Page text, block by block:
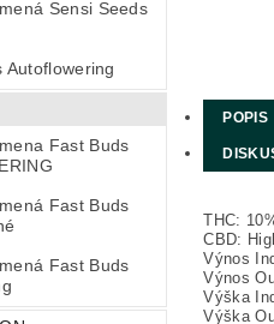
Sensi Seeds
Autoflowering
Fast Buds
Fast Buds
Fast Buds
POPIS
THC:
CBD:
Výnos
Výnos
Výška
Výška